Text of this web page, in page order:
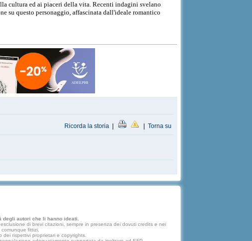
cultura ed ai piaceri della vita. Recenti indagini svelano
su questo personaggio, affascinata dall'ideale romantico
Ricorda la storia | |Torna su
autori che li hanno ideati.
di brevi citazioni, sempre in presenza dei dovuti credits e nei
fittizi.
rispettivi proprietari e copyrights.